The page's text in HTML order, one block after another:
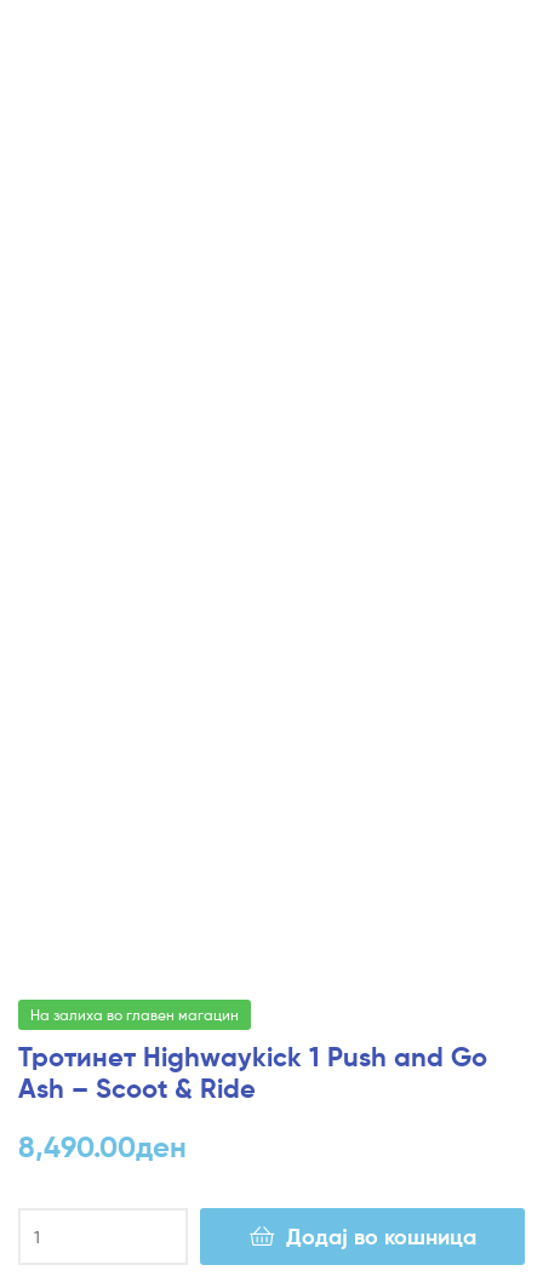
На залиха во главен магацин
Тротинет Highwaykick 1 Push and Go
Ash – Scoot & Ride
8,490.00ден
Додај во кошница